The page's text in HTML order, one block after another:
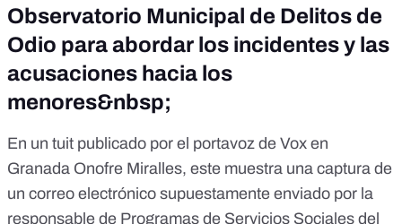
Observatorio Municipal de Delitos de
Odio para abordar los incidentes y las
acusaciones hacia los
menores&nbsp;
En un tuit publicado por el portavoz de Vox en
Granada Onofre Miralles, este muestra una captura de
un correo electrónico supuestamente enviado por la
responsable de Programas de Servicios Sociales del